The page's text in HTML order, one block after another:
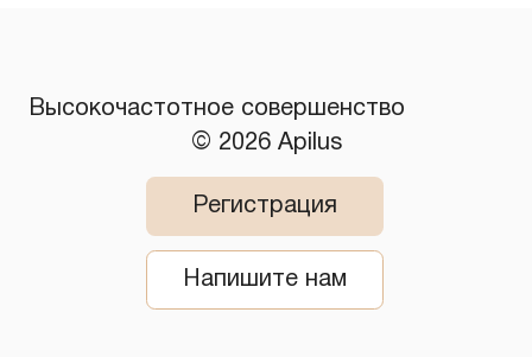
​Высокочастотное совершенство
© 2026 Apilus
Регистрация
Напишите нам